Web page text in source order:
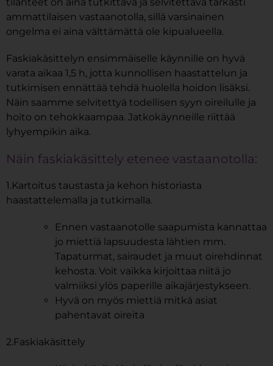
ammattilaisen vastaanotolla, sillä varsinainen
ongelma ei aina välttämättä ole kipualueella.
Faskiakäsittelyn ensimmäiselle käynnille on hyvä
varata aikaa 1,5 h, jotta kunnollisen haastattelun ja
tutkimisen ennättää tehdä huolella hoidon lisäksi.
Näin saamme selvitettyä todellisen syyn oireilulle ja
hoito on tehokkaampaa. Jatkokäynneille riittää
lyhyempikin aika.
Näin faskiakäsittely etenee vastaanotolla:
1.Kartoitus taustasta ja kehon historiasta
haastattelemalla ja tutkimalla.
Ennen vastaanotolle saapumista kannattaa
jo miettiä lapsuudesta lähtien mm.
Tapaturmat, sairaudet ja muut oirehdinnat
kehosta. Voit vaikka kirjoittaa niitä jo
valmiiksi ylös paperille aikajärjestykseen.
Hyvä on myös miettiä mitkä asiat
pahentavat oireita
2.Faskiakäsittely